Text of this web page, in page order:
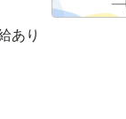
あり